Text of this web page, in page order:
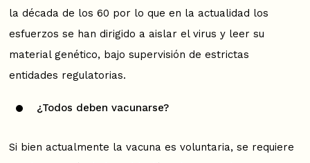
la década de los 60 por lo que en la actualidad los
esfuerzos se han dirigido a aislar el virus y leer su
material genético, bajo supervisión de estrictas
entidades regulatorias.
¿Todos deben vacunarse?
Si bien actualmente la vacuna es voluntaria, se requiere